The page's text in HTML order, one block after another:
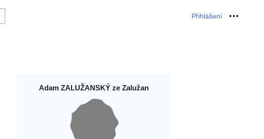
Přihlášení Osobní
Adam ZALUŽANSKÝ ze Zalužan